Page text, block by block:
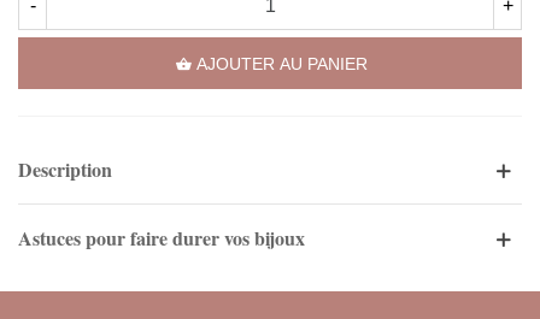
- +
AJOUTER AU PANIER
Description
Astuces pour faire durer vos bijoux